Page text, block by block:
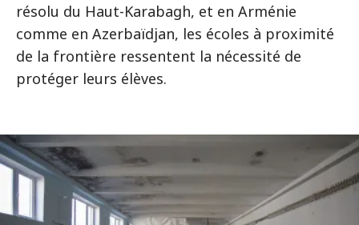
résolu du Haut-Karabagh, et en Arménie
comme en Azerbaïdjan, les écoles à proximité
de la frontière ressentent la nécessité de
protéger leurs élèves.